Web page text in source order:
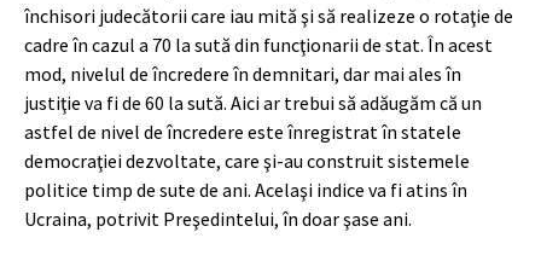
închisori judecătorii care iau mită şi să realizeze o rotaţie de
cadre în cazul a 70 la sută din funcţionarii de stat. În acest
mod, nivelul de încredere în demnitari, dar mai ales în
justiţie va fi de 60 la sută. Aici ar trebui să adăugăm că un
astfel de nivel de încredere este înregistrat în statele
democraţiei dezvoltate, care şi-au construit sistemele
politice timp de sute de ani. Acelaşi indice va fi atins în
Ucraina, potrivit Preşedintelui, în doar şase ani.